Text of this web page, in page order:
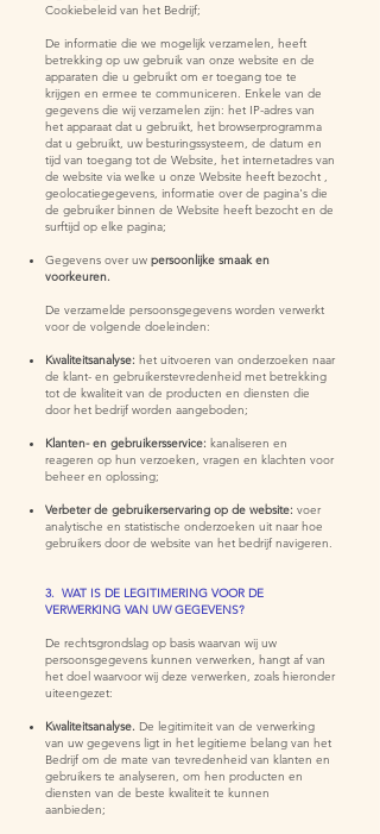
Cookiebeleid van het Bedrijf;
De informatie die we mogelijk verzamelen, heeft
betrekking op uw gebruik van onze website en de
apparaten die u gebruikt om er toegang toe te
krijgen en ermee te communiceren. Enkele van de
gegevens die wij verzamelen zijn: het IP-adres van
het apparaat dat u gebruikt, het browserprogramma
dat u gebruikt, uw besturingssysteem, de datum en
tijd van toegang tot de Website, het internetadres van
de website via welke u onze Website heeft bezocht ,
geolocatiegegevens, informatie over de pagina's die
de gebruiker binnen de Website heeft bezocht en de
surftijd op elke pagina;
Gegevens over uw persoonlijke smaak en
voorkeuren.
De verzamelde persoonsgegevens worden verwerkt
voor de volgende doeleinden:
Kwaliteitsanalyse: het uitvoeren van onderzoeken naar
de klant- en gebruikerstevredenheid met betrekking
tot de kwaliteit van de producten en diensten die
door het bedrijf worden aangeboden;
Klanten- en gebruikersservice: kanaliseren en
reageren op hun verzoeken, vragen en klachten voor
beheer en oplossing;
Verbeter de gebruikerservaring op de website: voer
analytische en statistische onderzoeken uit naar hoe
gebruikers door de website van het bedrijf navigeren.
3. WAT IS DE LEGITIMERING VOOR DE
VERWERKING VAN UW GEGEVENS?
De rechtsgrondslag op basis waarvan wij uw
persoonsgegevens kunnen verwerken, hangt af van
het doel waarvoor wij deze verwerken, zoals hieronder
uiteengezet:
Kwaliteitsanalyse. De legitimiteit van de verwerking
van uw gegevens ligt in het legitieme belang van het
Bedrijf om de mate van tevredenheid van klanten en
gebruikers te analyseren, om hen producten en
diensten van de beste kwaliteit te kunnen
aanbieden;